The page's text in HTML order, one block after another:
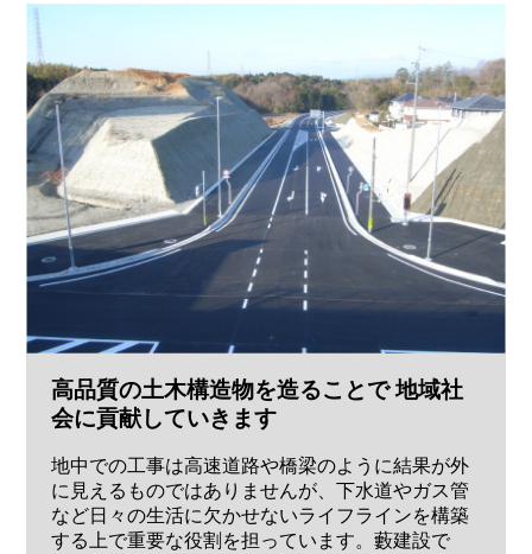
高品質の土木構造物を造ることで 地域社
会に貢献していきます
地中での工事は高速道路や橋梁のように結果が外
に見えるものではありませんが、下水道やガス管
など日々の生活に欠かせないライフラインを構築
する上で重要な役割を担っています。藪建設で